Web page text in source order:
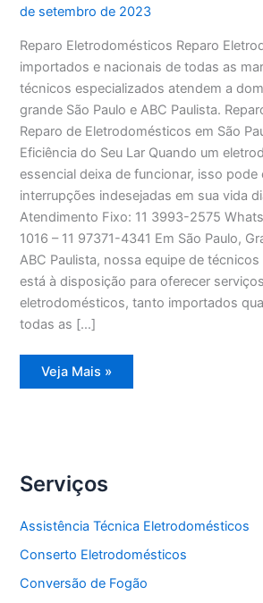
de setembro de 2023
Reparo Eletrodomésticos Reparo
importados e nacionais de todas as
técnicos especializados atendem a
grande São Paulo e ABC Paulista.
Reparo de Eletrodomésticos em São
Eficiência do Seu Lar Quando um
essencial deixa de funcionar, isso pode
interrupções indesejadas em sua vida
Atendimento Fixo: 11 3993-2575
1016 – 11 97371-4341 Em São Paulo,
ABC Paulista, nossa equipe de
está à disposição para oferecer
eletrodomésticos, tanto importados
todas as […]
Reparo
Eletrodomésticos
Veja Mais »
Serviços
Assistência Técnica Eletrodomésticos
Conserto Eletrodomésticos
Conversão de Fogão